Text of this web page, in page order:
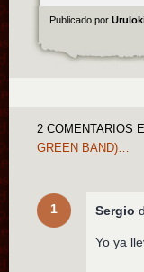
Publicado por
2 COMENTARIOS
GREEN BAND)…
1 Sergio
Yo ya